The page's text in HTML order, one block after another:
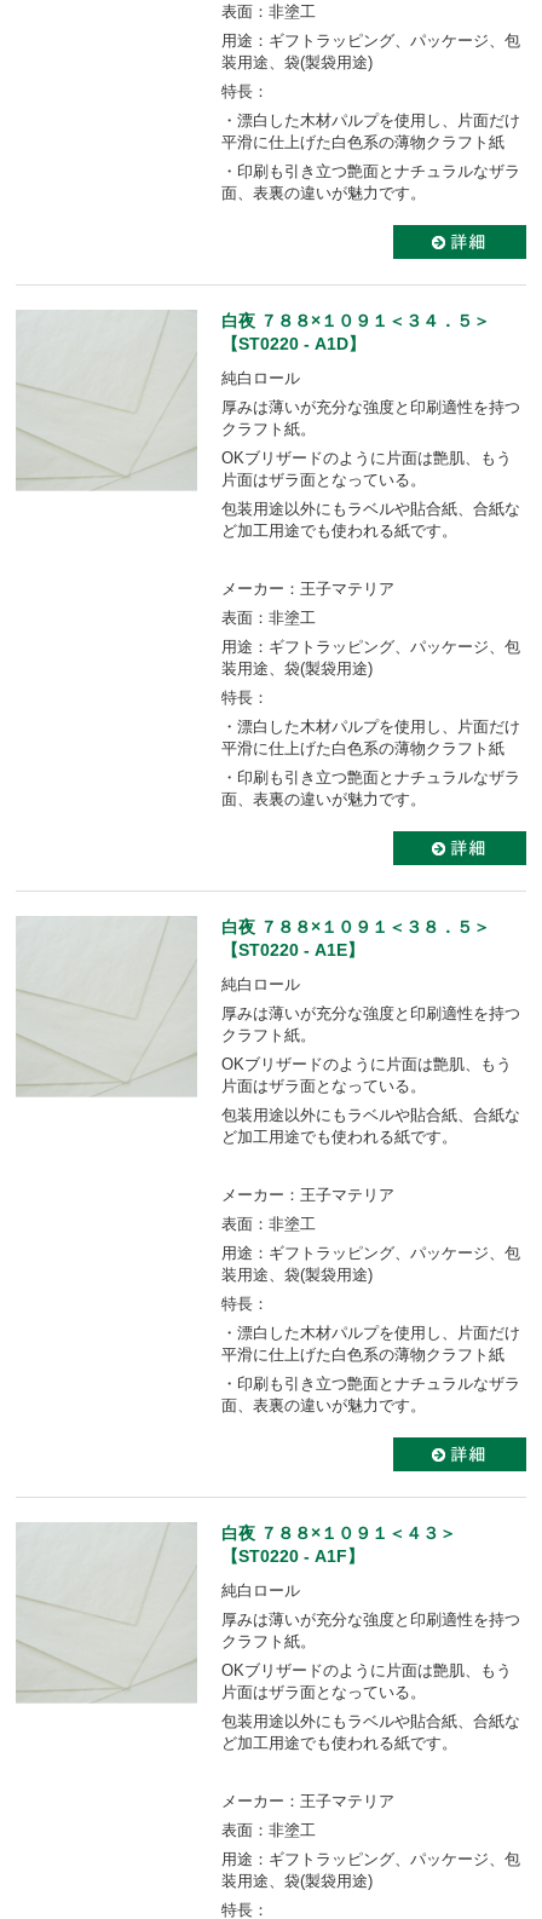
表面：非塗工
用途：ギフトラッピング、パッケージ、包
装用途、袋(製袋用途)
特長：
・漂白した木材パルプを使用し、片面だけ
平滑に仕上げた白色系の薄物クラフト紙
・印刷も引き立つ艶面とナチュラルなザラ
面、表裏の違いが魅力です。
白夜 ７８８×１０９１＜３４．５＞
【ST0220 - A1D】
純白ロール
厚みは薄いが充分な強度と印刷適性を持つ
クラフト紙。
OKブリザードのように片面は艶肌、もう
片面はザラ面となっている。
包装用途以外にもラベルや貼合紙、合紙な
ど加工用途でも使われる紙です。
メーカー：王子マテリア
表面：非塗工
用途：ギフトラッピング、パッケージ、包
装用途、袋(製袋用途)
特長：
・漂白した木材パルプを使用し、片面だけ
平滑に仕上げた白色系の薄物クラフト紙
・印刷も引き立つ艶面とナチュラルなザラ
面、表裏の違いが魅力です。
白夜 ７８８×１０９１＜３８．５＞
【ST0220 - A1E】
純白ロール
厚みは薄いが充分な強度と印刷適性を持つ
クラフト紙。
OKブリザードのように片面は艶肌、もう
片面はザラ面となっている。
包装用途以外にもラベルや貼合紙、合紙な
ど加工用途でも使われる紙です。
メーカー：王子マテリア
表面：非塗工
用途：ギフトラッピング、パッケージ、包
装用途、袋(製袋用途)
特長：
・漂白した木材パルプを使用し、片面だけ
平滑に仕上げた白色系の薄物クラフト紙
・印刷も引き立つ艶面とナチュラルなザラ
面、表裏の違いが魅力です。
白夜 ７８８×１０９１＜４３＞
【ST0220 - A1F】
純白ロール
厚みは薄いが充分な強度と印刷適性を持つ
クラフト紙。
OKブリザードのように片面は艶肌、もう
片面はザラ面となっている。
包装用途以外にもラベルや貼合紙、合紙な
ど加工用途でも使われる紙です。
メーカー：王子マテリア
表面：非塗工
用途：ギフトラッピング、パッケージ、包
装用途、袋(製袋用途)
特長：